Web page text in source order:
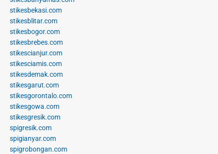
stikesbekasi.com
stikesblitar.com
stikesbogor.com
stikesbrebes.com
stikescianjur.com
stikesciamis.com
stikesdemak.com
stikesgarut.com
stikesgorontalo.com
stikesgowa.com
stikesgresik.com
spigresik.com
spigianyar.com
spigrobongan.com